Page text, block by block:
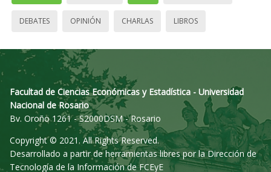
DEBATES OPINIÓN CHARLAS LIBROS
Facultad de Ciencias Económicas y Estadística - Universidad
Nacional de Rosario
Bv. Oroño 1261 - S2000DSM - Rosario
Copyright © 2021. All Rights Reserved.
Desarrollado a partir de herramientas libres por la Dirección de
Tecnología de la Información de FCEyE